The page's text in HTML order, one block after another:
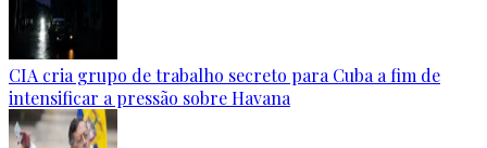
CIA cria grupo de trabalho secreto para Cuba a fim de
intensificar a pressão sobre Havana